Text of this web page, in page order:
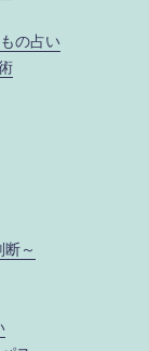
の占い
～